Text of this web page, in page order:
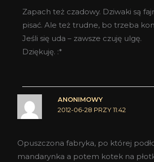
Zapach też czadowy. Dziwaki są
pisać. Ale też trudne, bo trzeba
Jeśli się uda – zawsze czuję ulgę.
Dziękuję. :*
ANONIMOWY
2012-06-28 PRZY 11:42
Opuszczona fabryka, po której
mandarynka a potem kotek na